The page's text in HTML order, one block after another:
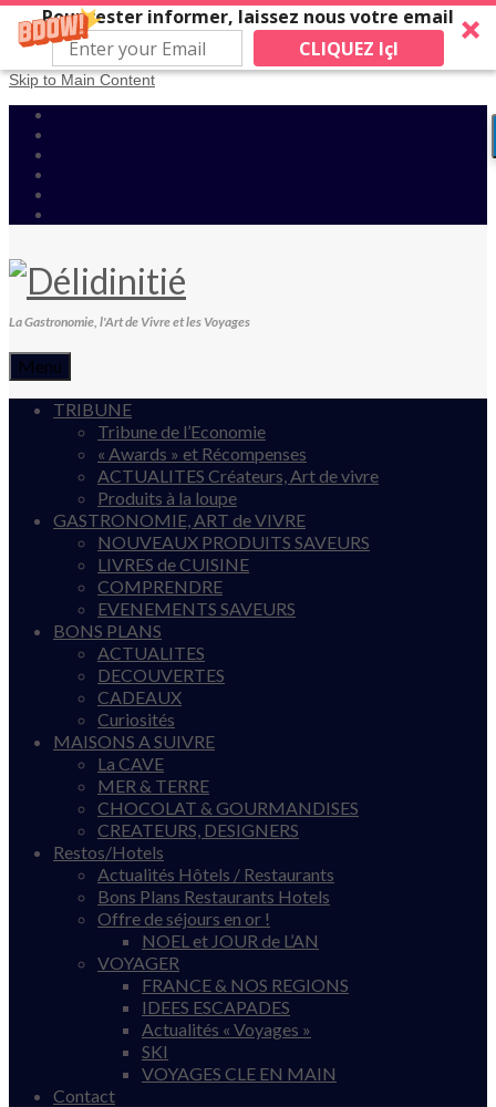
Pour rester informer, laissez nous votre email
CLIQUEZ IçI
Skip to Main Content
La Gastronomie, l'Art de Vivre et les Voyages
Menu
TRIBUNE
Tribune de l’Economie
« Awards » et Récompenses
ACTUALITES Créateurs, Art de vivre
Produits à la loupe
GASTRONOMIE, ART de VIVRE
NOUVEAUX PRODUITS SAVEURS
LIVRES de CUISINE
COMPRENDRE
EVENEMENTS SAVEURS
BONS PLANS
ACTUALITES
DECOUVERTES
CADEAUX
Curiosités
MAISONS A SUIVRE
La CAVE
MER & TERRE
CHOCOLAT & GOURMANDISES
CREATEURS, DESIGNERS
Restos/Hotels
Actualités Hôtels / Restaurants
Bons Plans Restaurants Hotels
Offre de séjours en or !
NOEL et JOUR de L’AN
VOYAGER
FRANCE & NOS REGIONS
IDEES ESCAPADES
Actualités « Voyages »
SKI
VOYAGES CLE EN MAIN
Contact